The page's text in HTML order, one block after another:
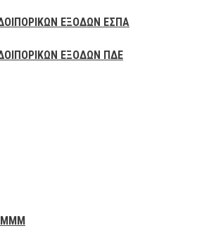
ΕΞΟΔΩΝ ΕΣΠΑ
ΕΞΟΔΩΝ ΠΔΕ
ΜΜΜ